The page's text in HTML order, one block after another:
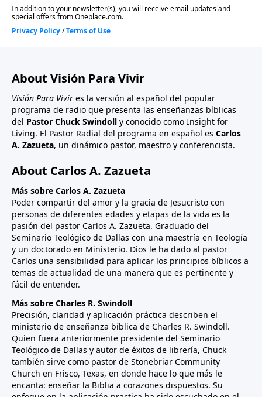
About Visión Para Vivir
Visión Para Vivir es la versión al español del popular
programa de radio que presenta las enseñanzas bíblicas
del Pastor Chuck Swindoll y conocido como Insight for
Living. El Pastor Radial del programa en español es Carlos
A. Zazueta, un dinámico pastor, maestro y conferencista.
About Carlos A. Zazueta
Más sobre Carlos A. Zazueta
Poder compartir del amor y la gracia de Jesucristo con
personas de diferentes edades y etapas de la vida es la
pasión del pastor Carlos A. Zazueta. Graduado del
Seminario Teológico de Dallas con una maestría en Teología
y un doctorado en Ministerio. Dios le ha dado al pastor
Carlos una sensibilidad para aplicar los principios bíblicos a
temas de actualidad de una manera que es pertinente y
fácil de entender.
Más sobre Charles R. Swindoll
Precisión, claridad y aplicación práctica describen el
ministerio de enseñanza bíblica de Charles R. Swindoll.
Quien fuera anteriormente presidente del Seminario
Teológico de Dallas y autor de éxitos de librería, Chuck
también sirve como pastor de Stonebriar Community
Church en Frisco, Texas, en donde hace lo que más le
encanta: enseñar la Biblia a corazones dispuestos. Su